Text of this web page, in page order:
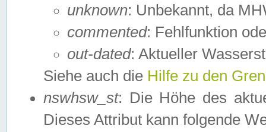
unknown: Unbekannt, da
commented: Fehlfunktion
out-dated: Aktueller
Siehe auch die Hilfe zu den
nswhsw_st: Die Höhe des
Dieses Attribut kann folgende